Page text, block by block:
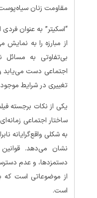
مقاومت زنان
“اسکیتر” به عنوان
از مبارزه را به نمایش
بی‌تفاوتی به مسائل
اجتماعی دست می‌یابد
تغییری در شرایط
ساختار اجتماعی
به شکلی واقع‌گرایانه
نشان می‌دهد.
دستمزدها، و عدم
از موضوعاتی است که
است.